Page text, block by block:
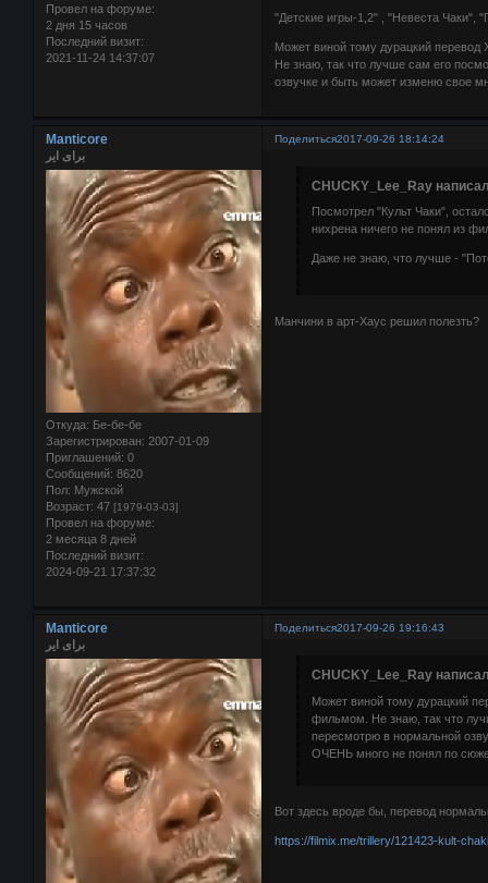
Провел на форуме:
2 дня 15 часов
Последний визит:
2021-11-24 14:37:07
"Детские игры-1,2" , "Невеста Чаки",
Может виной тому дурацкий перевод
Не знаю, так что лучше сам его
озвучке и быть может изменю свое
Поделиться2017-09-26 18:14:24
Manticore
برای ایر
Откуда: Бе-бе-бе
Зарегистрирован: 2007-01-09
Приглашений: 0
Сообщений: 8620
Пол: Мужской
Возраст: 47 [1979-03-03]
Провел на форуме:
2 месяца 8 дней
Последний визит:
2024-09-21 17:37:32
CHUCKY_Lee_Ray
Посмотрел "Культ Чаки",
нихрена ничего не понял из
Даже не знаю, что лучше -
Манчини в арт-Хаус решил полезть?
Поделиться2017-09-26 19:16:43
Manticore
برای ایر
CHUCKY_Lee_Ray
Может виной тому дурацкий
фильмом. Не знаю, так что
пересмотрю в нормальной
ОЧЕНЬ много не понял по
Вот здесь вроде бы, перевод
https://filmix.me/trillery/121423-kult-